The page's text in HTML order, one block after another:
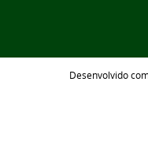
Desenvolvido